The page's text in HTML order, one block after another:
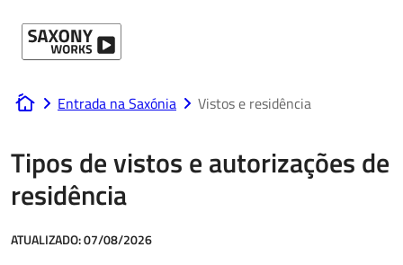
www.saxony-works.com
Entrada na Saxónia Vistos e residência
Tipos de vistos e autorizações de
residência
ATUALIZADO:07/08/2026